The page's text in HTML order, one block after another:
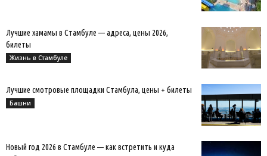
Лучшие хамамы в Стамбуле — адреса, цены 2026,
билеты
Жизнь в Стамбуле
Лучшие смотровые площадки Стамбула, цены + билеты
Башни
Новый год 2026 в Стамбуле — как встретить и куда